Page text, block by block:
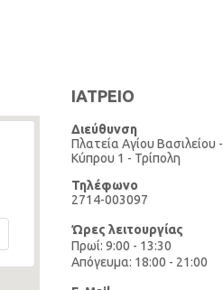
ΙΑΤΡΕΙΟ
Διεύθυνση
Πλατεία Αγίου Βασιλείου -
Κύπρου 1 - Τρίπολη
Τηλέφωνo
2714-003097
Ώρες λειτουργίας
Πρωί: 9:00 - 13:30
Απόγευμα: 18:00 - 21:00